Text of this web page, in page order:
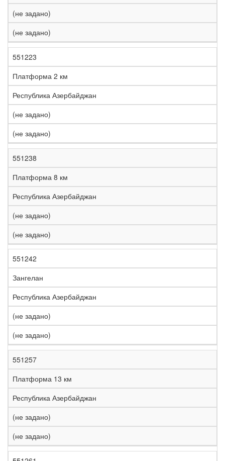
(не задано)
(не задано)
551223
Платформа 2 км
Республика Азербайджан
(не задано)
(не задано)
551238
Платформа 8 км
Республика Азербайджан
(не задано)
(не задано)
551242
Зангелан
Республика Азербайджан
(не задано)
(не задано)
551257
Платформа 13 км
Республика Азербайджан
(не задано)
(не задано)